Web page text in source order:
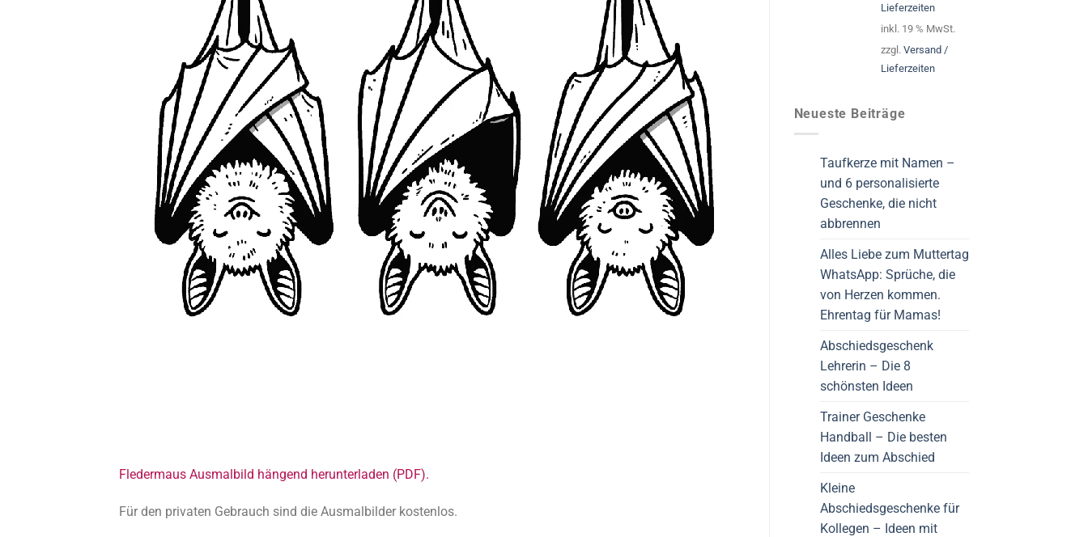
Fledermaus Ausmalbild hängend herunterladen (PDF).
Für den privaten Gebrauch sind die Ausmalbilder kostenlos.
Lieferzeiten
inkl. 19 % MwSt.
zzgl. Versand /
Lieferzeiten
Neueste Beiträge
Taufkerze mit Namen –
und 6 personalisierte
Geschenke, die nicht
abbrennen
Alles Liebe zum Muttertag
WhatsApp: Sprüche, die
von Herzen kommen.
Ehrentag für Mamas!
Abschiedsgeschenk
Lehrerin – Die 8
schönsten Ideen
Trainer Geschenke
Handball – Die besten
Ideen zum Abschied
Kleine
Abschiedsgeschenke für
Kollegen – Ideen mit